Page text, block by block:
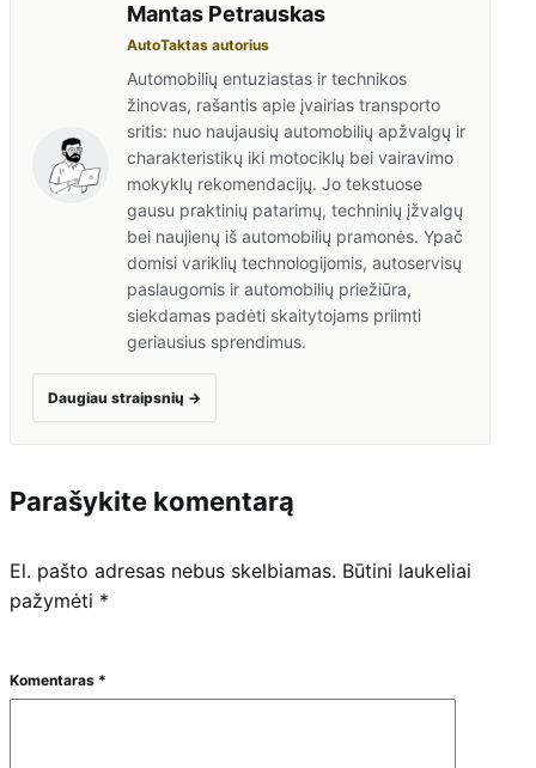
Mantas Petrauskas
AutoTaktas autorius
Automobilių entuziastas ir technikos
žinovas, rašantis apie įvairias transporto
sritis: nuo naujausių automobilių apžvalgų ir
charakteristikų iki motociklų bei vairavimo
mokyklų rekomendacijų. Jo tekstuose
gausu praktinių patarimų, techninių įžvalgų
bei naujienų iš automobilių pramonės. Ypač
domisi variklių technologijomis, autoservisų
paslaugomis ir automobilių priežiūra,
siekdamas padėti skaitytojams priimti
geriausius sprendimus.
Daugiau straipsnių →
Parašykite komentarą
El. pašto adresas nebus skelbiamas. Būtini laukeliai
pažymėti *
Komentaras *